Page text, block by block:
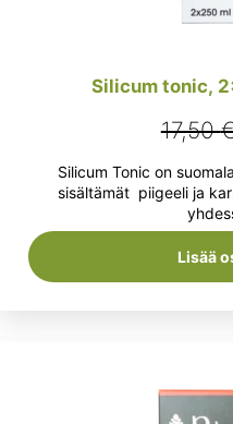
Silicum tonic,
17,50
Silicum Tonic on
sisältämät piigeeli ja
Lisää